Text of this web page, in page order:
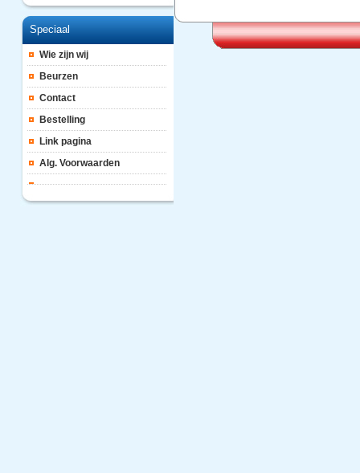
Speciaal
Wie zijn wij
Beurzen
Contact
Bestelling
Link pagina
Alg. Voorwaarden